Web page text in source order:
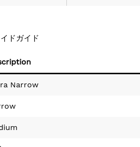
ドガイド
Narrow